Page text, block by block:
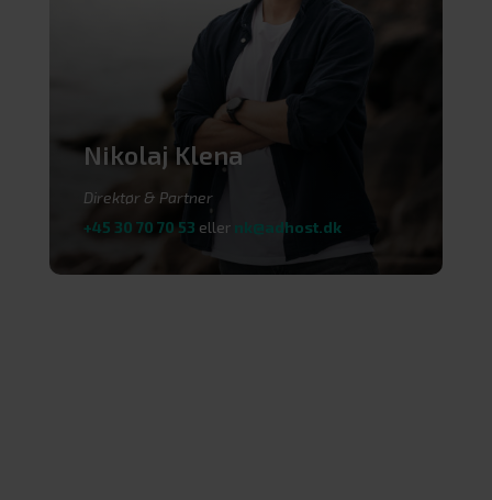
Nikolaj Klena
Direktør & Partner
+45 30 70 70 53 eller nk@adhost.dk